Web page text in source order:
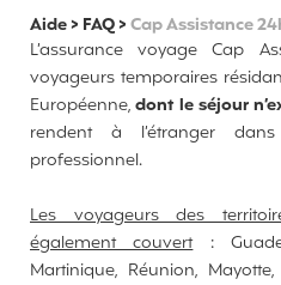
Aide> FAQ>Cap Assistance
L’assurance voyage Cap
voyageurs temporaires
Européenne,dont le séjour
rendent à l’étranger
professionnel.
Les voyageurs des
également couvert:
Martinique, Réunion,